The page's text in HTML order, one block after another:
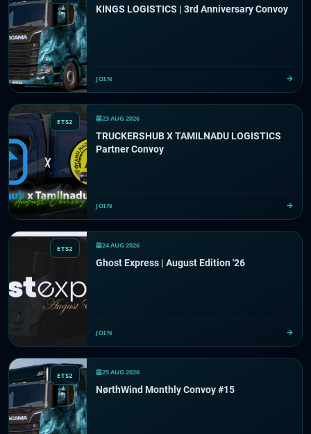
KINGS LOGISTICS | 3rd Anniversary Convoy
JOIN
ETS2 23 AUG 2026
TRUCKERSHUB X TAMILNADU LOGISTICS
Partner Convoy
JOIN
ETS2 24 AUG 2026
Ghost Express | August Edition '26
JOIN
ETS2 25 AUG 2026
NørthWind Monthly Convoy #15